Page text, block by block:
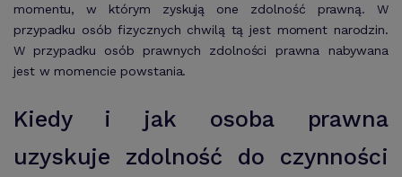
momentu, w którym zyskują one zdolność prawną. W
przypadku osób fizycznych chwilą tą jest moment narodzin.
W przypadku osób prawnych zdolności prawna nabywana
jest w momencie powstania.
Kiedy i jak osoba prawna
uzyskuje zdolność do czynności